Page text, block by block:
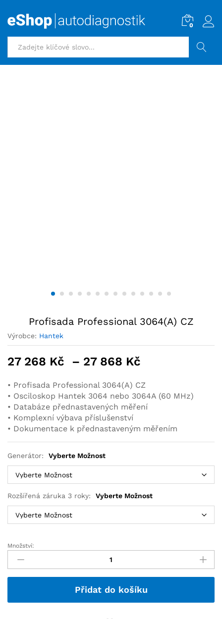
0
Profisada Professional 3064(A) CZ
Výrobce: Hantek
27 268 Kč – 27 868 Kč
• Profisada Professional 3064(A) CZ
• Osciloskop Hantek 3064 nebo 3064A (60 MHz)
• Databáze přednastavených měření
• Komplexní výbava příslušenství
• Dokumentace k přednastaveným měřením
Generátor: Vyberte Možnost
Rozšířená záruka 3 roky: Vyberte Možnost
Množství:
Přidat do košíku